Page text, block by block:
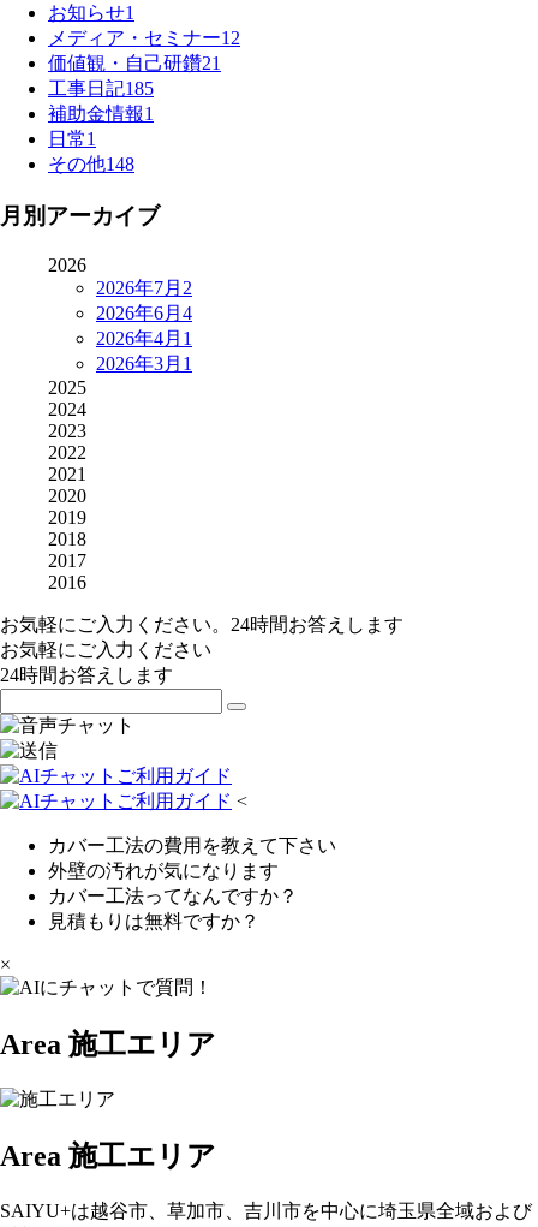
お知らせ1
メディア・セミナー12
価値観・自己研鑽21
工事日記185
補助金情報1
日常1
その他148
月別アーカイブ
2026
2026年7月 2
2026年6月 4
2026年4月 1
2026年3月 1
2025
2024
2023
2022
2021
2020
2019
2018
2017
2016
お気軽にご入力ください。24時間お答えします
お気軽にご入力ください
24時間お答えします
<
カバー工法の費用を教えて下さい
外壁の汚れが気になります
カバー工法ってなんですか？
見積もりは無料ですか？
×
Area 施工エリア
Area 施工エリア
SAIYU+は越谷市、草加市、吉川市を中心に埼玉県全域および